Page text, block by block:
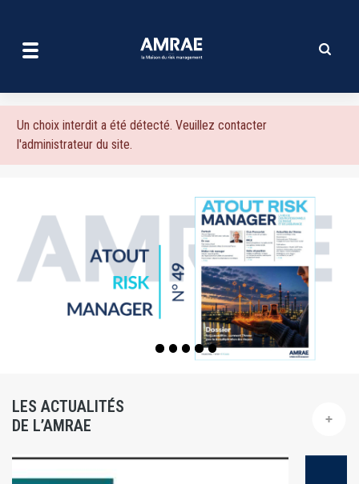
contenu
Message
d'erreur
Un choix interdit a été détecté. Veuillez contacter
l'administrateur du site.
LES ACTUALITÉS
DE L’AMRAE